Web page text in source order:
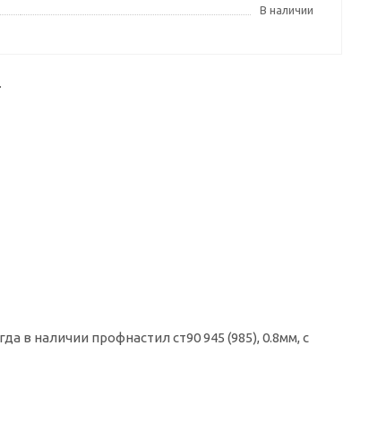
В наличии
в наличии профнастил ст90 945 (985), 0.8мм, с